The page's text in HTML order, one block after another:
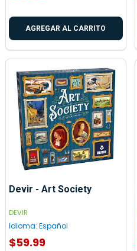
AGREGAR AL CARRITO
Devir - Art Society
DEVIR
Idioma: Español
$59.99